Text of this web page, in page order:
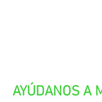
AYÚDANOS A